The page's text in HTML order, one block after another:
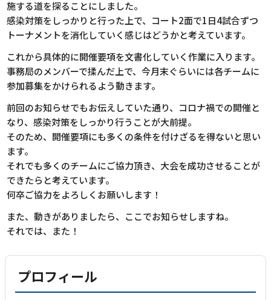
施する道を探ることにしました。
感染対策をしっかりと行った上で、コート2面で1日4試合ずつ
トーナメントを消化していく感じはどうかと考えています。
これから具体的に開催要項を文書化していく作業に入ります。
事務局のメンバーで揉んだ上で、今月末ぐらいには各チームに
参加募集をかけられるよう動きます。
前回のお知らせでもお伝えしていた通り、コロナ禍での開催と
なり、感染対策をしっかり行うことが大前提。
そのため、開催要項にも多くの条件を付けざるを得ないと思い
ます。
それでも多くのチームにご協力頂き、大会を成功させることが
できたらと考えています。
何卒ご協力をよろしくお願いします！
また、動きがありましたら、ここでお知らせしますね。
それでは、また！
プロフィール